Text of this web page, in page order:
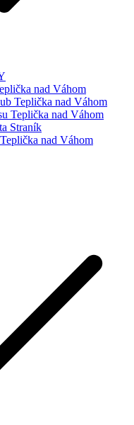
nad Váhom
Teplička nad Váhom
Teplička nad Váhom
Straník
nad Váhom